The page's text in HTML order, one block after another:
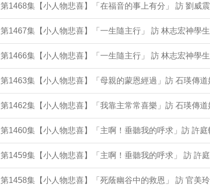
第1468集【小人物悲喜】「在福音的事上有分」 訪 劉威
第1467集【小人物悲喜】「一生隨主行」 訪 林志宏神學生
第1466集【小人物悲喜】「一生隨主行」 訪 林志宏神學生
第1463集【小人物悲喜】「母親的蒙恩經過」訪 石瑛傳道
第1462集【小人物悲喜】「我靠主常常喜樂」訪 石瑛傳道
第1460集【小人物悲喜】「主啊！垂聽我的呼求」訪 許庭
第1459集【小人物悲喜】「主啊！垂聽我的呼求」 訪 許庭
第1458集【小人物悲喜】「死蔭幽谷中的救恩」 訪 官美玲